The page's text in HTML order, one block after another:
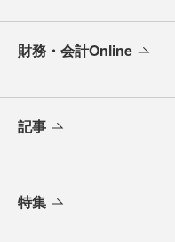
財務・会計Online
記事
特集